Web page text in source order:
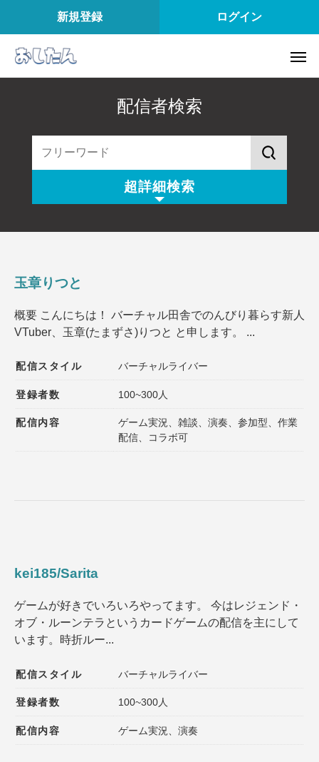
新規登録 ログイン
配信者検索
超詳細検索
配信内容
登録者数 同接数
性別
髪型
玉章りつと
概要 こんにちは！ バーチャル田舎でのんびり暮らす新人
VTuber、玉章(たまずさ)りつと と申します。 ...
配信スタイル バーチャルライバー
登録者数 100~300人
配信内容
ゲーム実況、雑談、演奏、参加型、作業
配信、コラボ可
kei185/Sarita
ゲームが好きでいろいろやってます。 今はレジェンド・
オブ・ルーンテラというカードゲームの配信を主にして
います。時折ルー...
配信スタイル バーチャルライバー
登録者数 100~300人
配信内容 ゲーム実況、演奏